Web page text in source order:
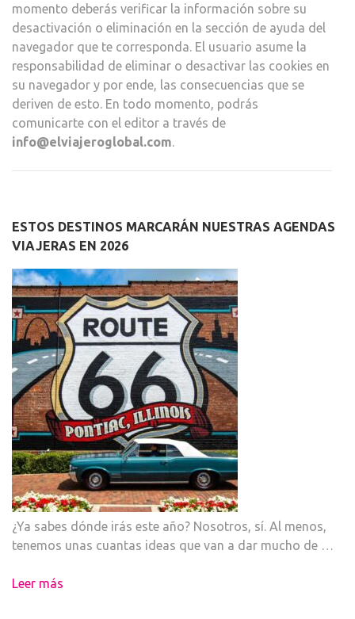
momento deberás verificar la información sobre su
desactivación o eliminación en la sección de ayuda del
navegador que te corresponda. El usuario asume la
responsabilidad de eliminar o desactivar las cookies en
su navegador y por ende, las consecuencias que se
deriven de esto. En todo momento, podrás
comunicarte con el editor a través de
info@elviajeroglobal.com.
ESTOS DESTINOS MARCARÁN NUESTRAS AGENDAS
VIAJERAS EN 2026
¿Ya sabes dónde irás este año? Nosotros, sí. Al menos,
tenemos unas cuantas ideas que van a dar mucho de …
Leer más